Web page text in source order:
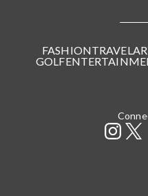
FASHIONTRAVEL
GOLF